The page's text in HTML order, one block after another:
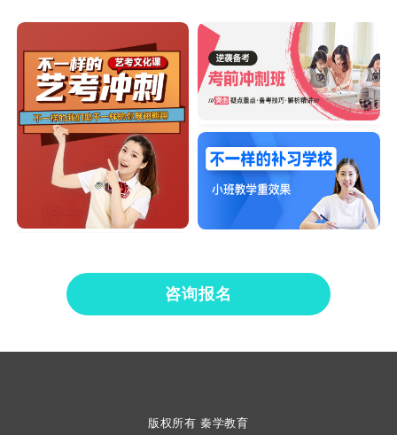
咨询报名
版权所有 秦学教育